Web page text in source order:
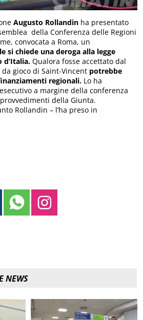
Augusto Rollandin ha presentato
della Conferenza delle Regioni
convocata a Roma, un
si chiede una deroga alla legge
d’Italia. Qualora fosse accettato dal
gioco di Saint-Vincent potrebbe
regionali. Lo ha
a margine della conferenza
della Giunta.
Rollandin – l’ha preso in
NEWS